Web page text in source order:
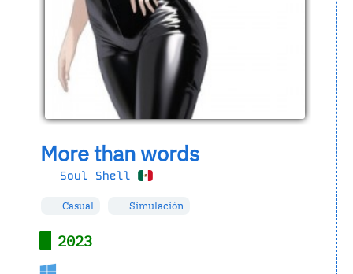
More than words
Soul Shell
Casual Simulación
2023